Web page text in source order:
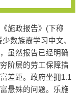
施政报告》(下称
数族裔学习中文、
虽然报告已经明确
阶层的劳工保障措
差距。政府坐拥1.1
悬殊的问题。乐施